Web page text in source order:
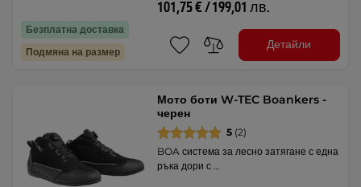
Безплатна доставка
Подмяна на размер
101,75 € / 199,01 лв.
Детайли
Мото боти W-TEC Boankers -
черен
5 (2)
BOA система за лесно затягане с една
ръка дори с …